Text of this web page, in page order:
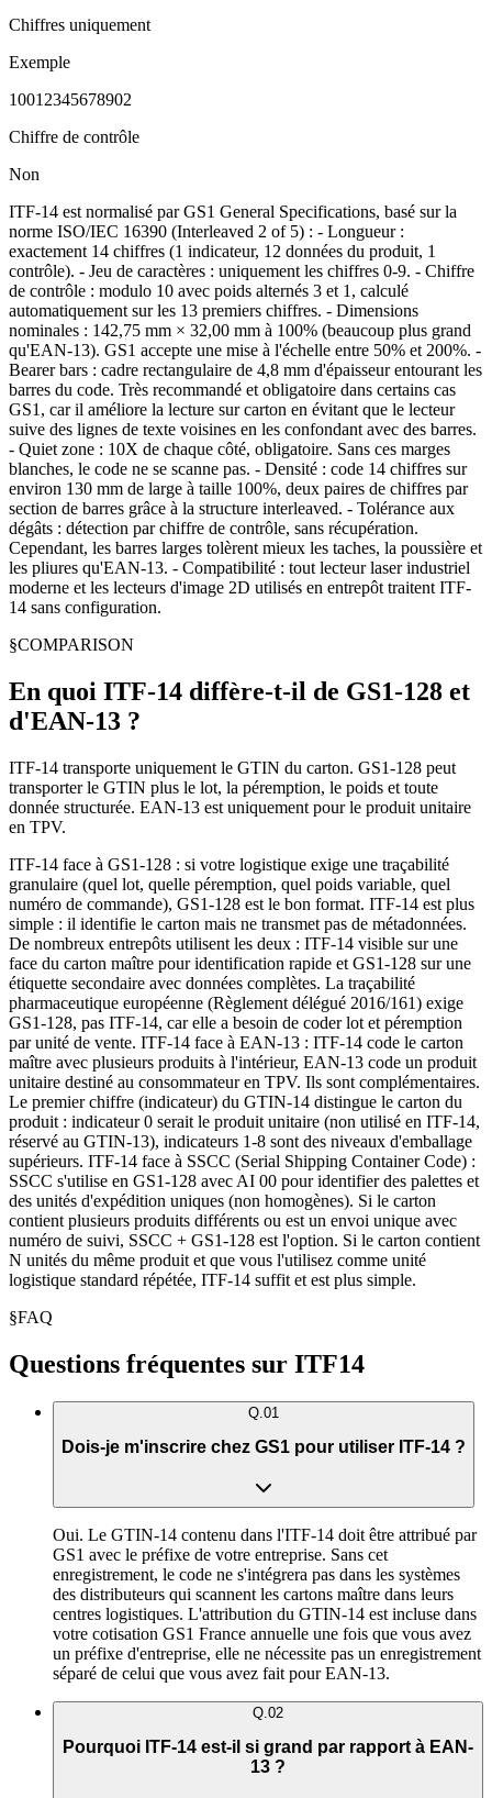
Chiffres uniquement
Exemple
10012345678902
Chiffre de contrôle
Non
ITF-14 est normalisé par GS1 General Specifications, basé sur la
norme ISO/IEC 16390 (Interleaved 2 of 5) : - Longueur :
exactement 14 chiffres (1 indicateur, 12 données du produit, 1
contrôle). - Jeu de caractères : uniquement les chiffres 0-9. - Chiffre
de contrôle : modulo 10 avec poids alternés 3 et 1, calculé
automatiquement sur les 13 premiers chiffres. - Dimensions
nominales : 142,75 mm × 32,00 mm à 100% (beaucoup plus grand
qu'EAN-13). GS1 accepte une mise à l'échelle entre 50% et 200%. -
Bearer bars : cadre rectangulaire de 4,8 mm d'épaisseur entourant les
barres du code. Très recommandé et obligatoire dans certains cas
GS1, car il améliore la lecture sur carton en évitant que le lecteur
suive des lignes de texte voisines en les confondant avec des barres.
- Quiet zone : 10X de chaque côté, obligatoire. Sans ces marges
blanches, le code ne se scanne pas. - Densité : code 14 chiffres sur
environ 130 mm de large à taille 100%, deux paires de chiffres par
section de barres grâce à la structure interleaved. - Tolérance aux
dégâts : détection par chiffre de contrôle, sans récupération.
Cependant, les barres larges tolèrent mieux les taches, la poussière et
les pliures qu'EAN-13. - Compatibilité : tout lecteur laser industriel
moderne et les lecteurs d'image 2D utilisés en entrepôt traitent ITF-
14 sans configuration.
§COMPARISON
En quoi ITF-14 diffère-t-il de GS1-128 et
d'EAN-13 ?
ITF-14 transporte uniquement le GTIN du carton. GS1-128 peut
transporter le GTIN plus le lot, la péremption, le poids et toute
donnée structurée. EAN-13 est uniquement pour le produit unitaire
en TPV.
ITF-14 face à GS1-128 : si votre logistique exige une traçabilité
granulaire (quel lot, quelle péremption, quel poids variable, quel
numéro de commande), GS1-128 est le bon format. ITF-14 est plus
simple : il identifie le carton mais ne transmet pas de métadonnées.
De nombreux entrepôts utilisent les deux : ITF-14 visible sur une
face du carton maître pour identification rapide et GS1-128 sur une
étiquette secondaire avec données complètes. La traçabilité
pharmaceutique européenne (Règlement délégué 2016/161) exige
GS1-128, pas ITF-14, car elle a besoin de coder lot et péremption
par unité de vente. ITF-14 face à EAN-13 : ITF-14 code le carton
maître avec plusieurs produits à l'intérieur, EAN-13 code un produit
unitaire destiné au consommateur en TPV. Ils sont complémentaires.
Le premier chiffre (indicateur) du GTIN-14 distingue le carton du
produit : indicateur 0 serait le produit unitaire (non utilisé en ITF-14,
réservé au GTIN-13), indicateurs 1-8 sont des niveaux d'emballage
supérieurs. ITF-14 face à SSCC (Serial Shipping Container Code) :
SSCC s'utilise en GS1-128 avec AI 00 pour identifier des palettes et
des unités d'expédition uniques (non homogènes). Si le carton
contient plusieurs produits différents ou est un envoi unique avec
numéro de suivi, SSCC + GS1-128 est l'option. Si le carton contient
N unités du même produit et que vous l'utilisez comme unité
logistique standard répétée, ITF-14 suffit et est plus simple.
§FAQ
Questions fréquentes sur ITF14
Q. 01
Dois-je m'inscrire chez GS1 pour utiliser ITF-14 ?
Oui. Le GTIN-14 contenu dans l'ITF-14 doit être attribué par
GS1 avec le préfixe de votre entreprise. Sans cet
enregistrement, le code ne s'intégrera pas dans les systèmes
des distributeurs qui scannent les cartons maître dans leurs
centres logistiques. L'attribution du GTIN-14 est incluse dans
votre cotisation GS1 France annuelle une fois que vous avez
un préfixe d'entreprise, elle ne nécessite pas un enregistrement
séparé de celui que vous avez fait pour EAN-13.
Q. 02
Pourquoi ITF-14 est-il si grand par rapport à EAN-
13 ?